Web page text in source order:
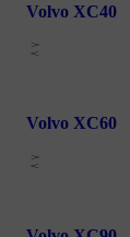
Volvo XC40
Volvo XC60